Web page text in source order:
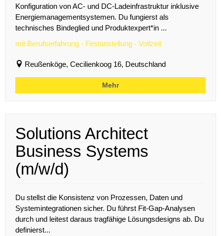
Konfiguration von AC- und DC-Ladeinfrastruktur inklusive
Energiemanagementsystemen. Du fungierst als
technisches Bindeglied und Produktexpert*in ...
mit Berufserfahrung - Festanstellung - Vollzeit
Reußenköge, Cecilienkoog 16, Deutschland
Mehr
Solutions Architect
Business Systems
(m/w/d)
Du stellst die Konsistenz von Prozessen, Daten und
Systemintegrationen sicher. Du führst Fit-Gap-Analysen
durch und leitest daraus tragfähige Lösungsdesigns ab. Du
definierst...